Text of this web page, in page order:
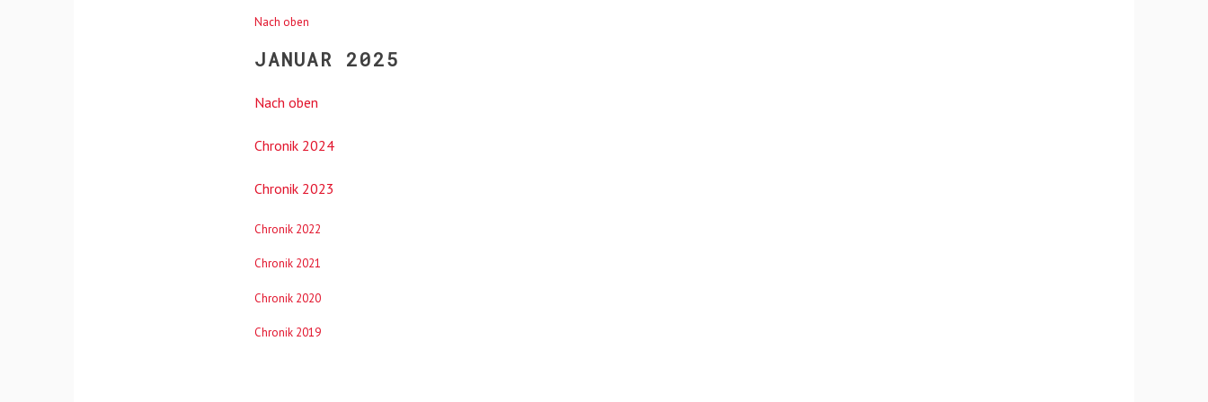
Nach oben
JANUAR 2025
Nach oben
Chronik 2024
Chronik 2023
Chronik 2022
Chronik 2021
Chronik 2020
Chronik 2019